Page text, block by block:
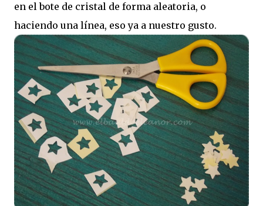
en el bote de cristal de forma aleatoria, o
haciendo una línea, eso ya a nuestro gusto.